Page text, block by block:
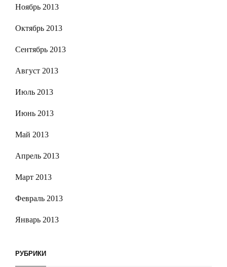
Ноябрь 2013
Октябрь 2013
Сентябрь 2013
Август 2013
Июль 2013
Июнь 2013
Май 2013
Апрель 2013
Март 2013
Февраль 2013
Январь 2013
РУБРИКИ